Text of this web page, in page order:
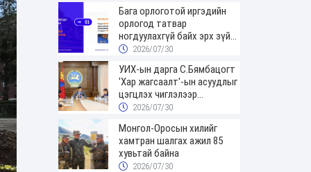
Бага орлоготой иргэдийн
орлогод татвар
ногдуулахгүй байх эрх зүйн
орчныг бүрдүүллээ
2026/07/30
УИХ-ын дарга С.Бямбацогт
'Хар жагсаалт'-ын асуудлыг
цэгцлэх чиглэлээр
Монголбанкны удирдлагад
үүрэг өглөө
2026/07/30
Монгол-Оросын хилийг
хамтран шалгах ажил 85
хувьтай байна
2026/07/30